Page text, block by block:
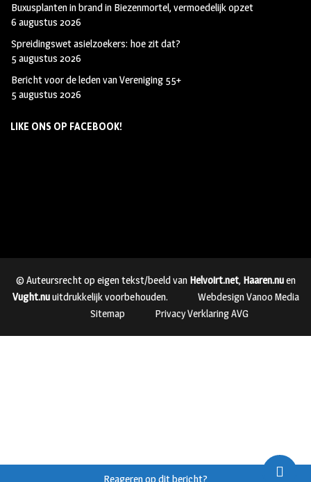
Buxusplanten in brand in Biezenmortel, vermoedelijk opzet
6 augustus 2026
Spreidingswet asielzoekers: hoe zit dat?
5 augustus 2026
Bericht voor de leden van Vereniging 55+
5 augustus 2026
LIKE ONS OP FACEBOOK!
Reageren op dit bericht?
© Auteursrecht op eigen tekst/beeld van Helvoirt.net, Haaren.nuen
Vught.nuuitdrukkelijk voorbehouden.
Webdesign Vanoo Media
Sitemap
Privacy Verklaring AVG